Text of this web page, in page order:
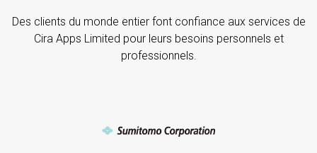
Des clients du monde entier font confiance aux services de
Cira Apps Limited pour leurs besoins personnels et
professionnels.